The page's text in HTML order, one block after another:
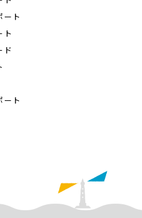
ート
ト
ド
ート